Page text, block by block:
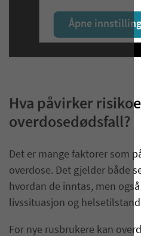
Åpne
Hva påvirker
overdosedødsfall?
Det er mange faktorer som
overdose. Det gjelder både
hvordan de inntas, men
livssituasjon og
For nye rusbrukere kan